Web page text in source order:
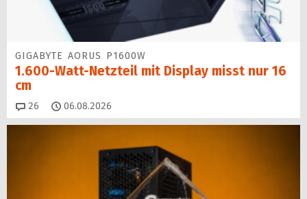
GIGABYTE AORUS P1600W
1.600-Watt-Netzteil mit Display misst nur 16
cm
26 Kommentare
06.08.2026